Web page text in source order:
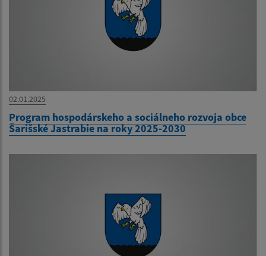
02.01.2025
Program hospodárskeho a sociálneho rozvoja obce
Šarišské Jastrabie na roky 2025-2030